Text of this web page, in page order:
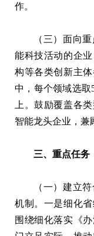
作。
（三）面向
能科技活动的企
构等各类创新主
中，每个领域选取
上。鼓励覆盖各
智能龙头企业，兼
三、重点任务
（一）建立
机制。一是细化
围绕细化落实《